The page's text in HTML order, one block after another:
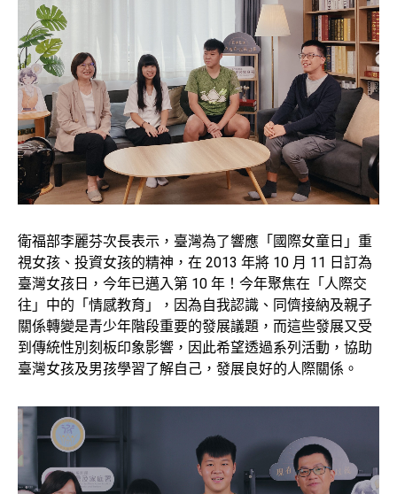
衛福部李麗芬次長表示，臺灣為了響應「國際女童日」重
視女孩、投資女孩的精神，在 2013 年將 10 月 11 日訂為
臺灣女孩日，今年已邁入第 10 年！今年聚焦在「人際交
往」中的「情感教育」，因為自我認識、同儕接納及親子
關係轉變是青少年階段重要的發展議題，而這些發展又受
到傳統性別刻板印象影響，因此希望透過系列活動，協助
臺灣女孩及男孩學習了解自己，發展良好的人際關係。